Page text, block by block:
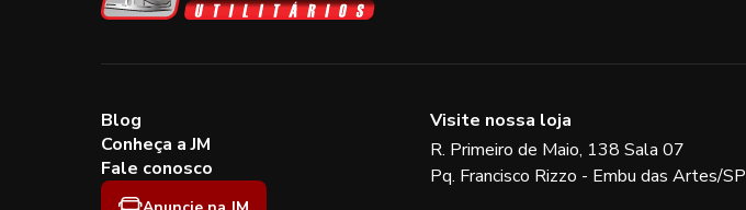
Blog
Conheça a JM
Fale conosco
Visite nossa loja
R. Primeiro de Maio, 138 Sala 07
Pq. Francisco Rizzo - Embu das Artes/SP